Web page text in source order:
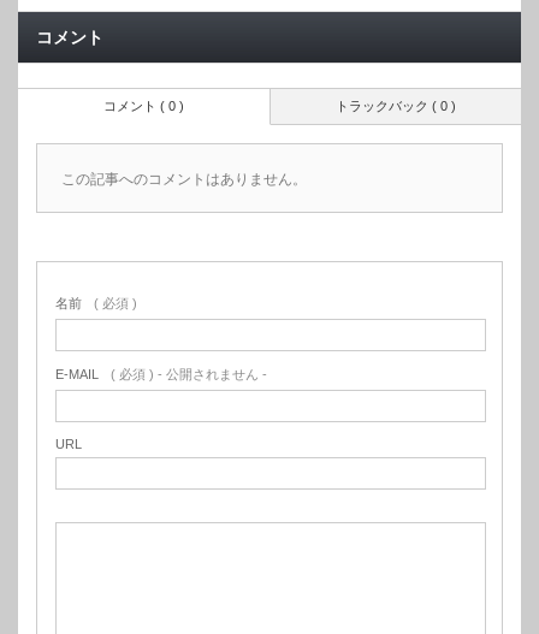
コメント
トラックバック ( 0 )
コメント ( 0 )
この記事へのコメントはありません。
名前 ( 必須 )
E-MAIL ( 必須 ) - 公開されません -
URL